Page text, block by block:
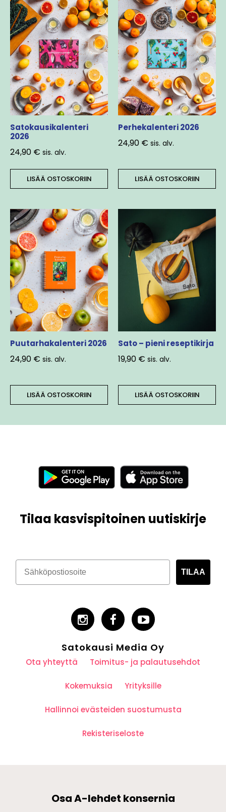
Satokausikalenteri
2026
24,90 € sis. alv.
LISÄÄ OSTOSKORIIN
Perhekalenteri 2026
24,90 € sis. alv.
LISÄÄ OSTOSKORIIN
Puutarhakalenteri 2026
24,90 € sis. alv.
LISÄÄ OSTOSKORIIN
Sato – pieni reseptikirja
19,90 € sis. alv.
LISÄÄ OSTOSKORIIN
Tilaa kasvispitoinen uutiskirje
TILAA
Satokausi Media Oy
Ota yhteyttä Toimitus- ja palautusehdot
Kokemuksia Yrityksille
Hallinnoi evästeiden suostumusta
Rekisteriseloste
Osa A-lehdet konsernia